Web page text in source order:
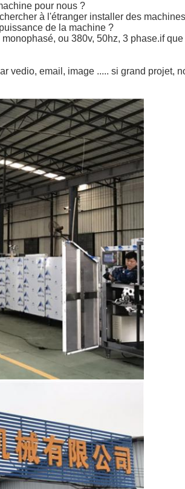
pour nous ?
à l'étranger installer des
de la machine ?
ou 380v, 50hz, 3 phase.if
vedio, email, image ..... si grand